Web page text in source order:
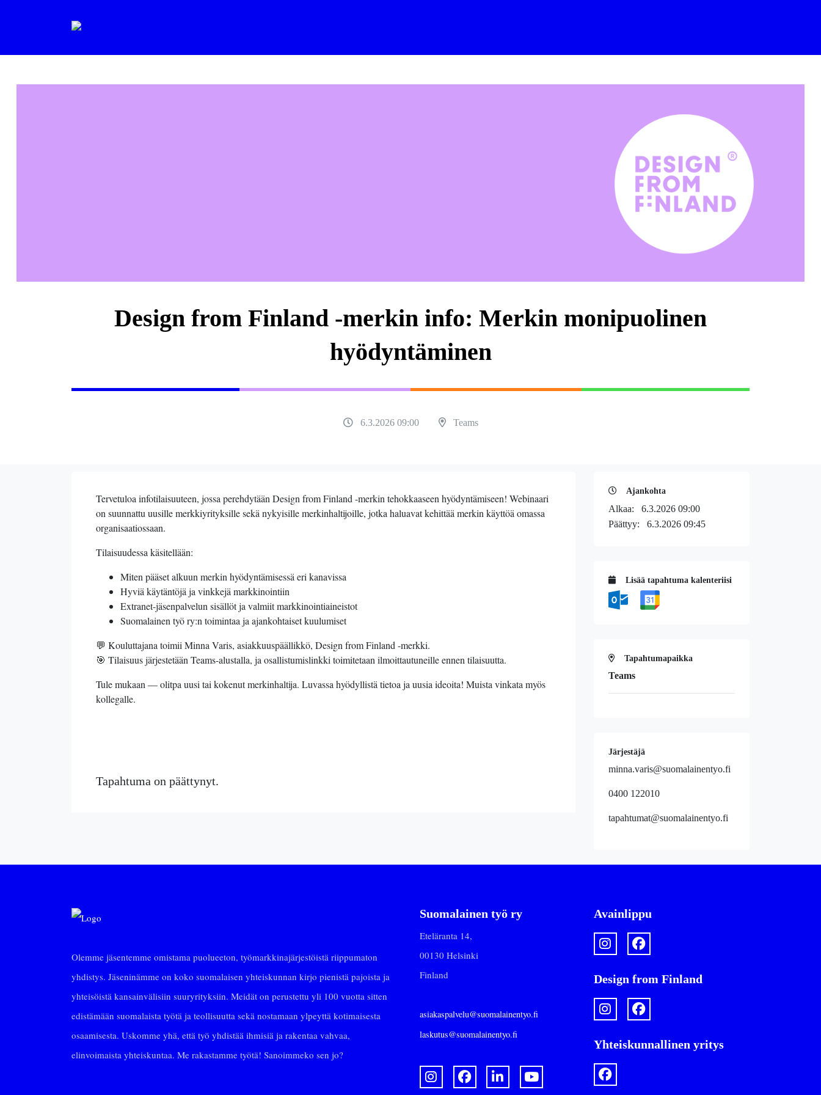
Design from Finland -merkin info: Merkin monipuolinen
hyödyntäminen
6.3.2026 09:00 Teams
Tervetuloa infotilaisuuteen, jossa perehdytään Design from Finland -merkin tehokkaaseen hyödyntämiseen! Webinaari
on suunnattu uusille merkkiyrityksille sekä nykyisille merkinhaltijoille, jotka haluavat kehittää merkin käyttöä omassa
organisaatiossaan.
Tilaisuudessa käsitellään:
Miten pääset alkuun merkin hyödyntämisessä eri kanavissa
Hyviä käytäntöjä ja vinkkejä markkinointiin
Extranet-jäsenpalvelun sisällöt ja valmiit markkinointiaineistot
Suomalainen työ ry:n toimintaa ja ajankohtaiset kuulumiset
💬 Kouluttajana toimii Minna Varis, asiakkuuspäällikkö, Design from Finland -merkki.
🎯 Tilaisuus järjestetään Teams-alustalla, ja osallistumislinkki toimitetaan ilmoittautuneille ennen tilaisuutta.
Tule mukaan — olitpa uusi tai kokenut merkinhaltija. Luvassa hyödyllistä tietoa ja uusia ideoita! Muista vinkata myös
kollegalle.
Tapahtuma on päättynyt.
Ajankohta
Alkaa: 6.3.2026 09:00
Päättyy: 6.3.2026 09:45
Lisää tapahtuma kalenteriisi
Tapahtumapaikka
Teams
Järjestäjä
minna.varis@suomalainentyo.fi
0400 122010
tapahtumat@suomalainentyo.fi
Olemme jäsentemme omistama puolueeton, työmarkkinajärjestöistä riippumaton
yhdistys. Jäseninämme on koko suomalaisen yhteiskunnan kirjo pienistä pajoista ja
yhteisöistä kansainvälisiin suuryrityksiin. Meidät on perustettu yli 100 vuotta sitten
edistämään suomalaista työtä ja teollisuutta sekä nostamaan ylpeyttä kotimaisesta
osaamisesta. Uskomme yhä, että työ yhdistää ihmisiä ja rakentaa vahvaa,
elinvoimaista yhteiskuntaa. Me rakastamme työtä! Sanoimmeko sen jo?
Suomalainen työ ry
Eteläranta 14,
00130 Helsinki
Finland
asiakaspalvelu@suomalainentyo.fi
laskutus@suomalainentyo.fi
Avainlippu
Design from Finland
Yhteiskunnallinen yritys